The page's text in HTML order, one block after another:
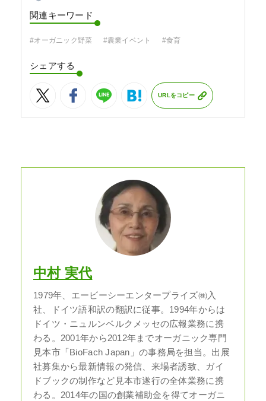
関連キーワード
#オーガニック野菜 #農業イベント #食育
シェアする
URLをコピー
中村 実代
1979年、エービーシーエンタープライズ㈱入
社、ドイツ語和訳の翻訳に従事。1994年からは
ドイツ・ニュルンベルクメッセの広報業務に携
わる。2001年から2012年までオーガニック専門
見本市「BioFach Japan」の事務局を担当。出展
社募集から最新情報の発信、来場者誘致、ガイ
ドブックの制作など見本市遂行の全体業務に携
わる。2014年の国の創業補助金を得てオーガニ